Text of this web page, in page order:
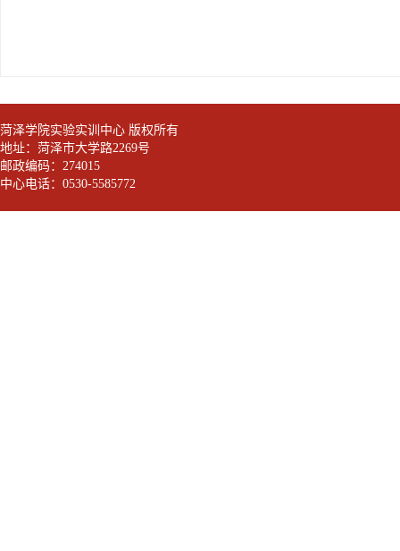
菏泽学院实验实训中心 版权所有
地址：菏泽市大学路2269号
邮政编码：274015
中心电话：0530-5585772